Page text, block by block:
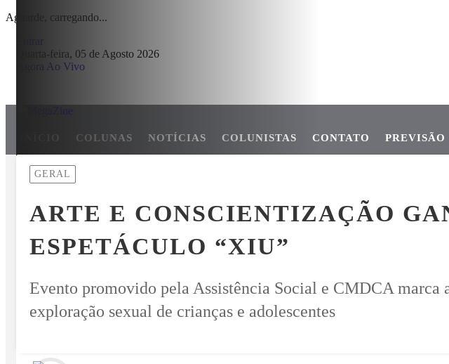
Aguarde, carregando...
Quarta-feira, 05 de Agosto 2026
Agora Ao Vivo
COLUNAS NOTÍCIAS COLUNISTAS CONTATO PREVISÃO
MENU
GERAL
ARTE E CONSCIENTIZAÇÃO
ESPETÁCULO “XIU”
Evento promovido pela Assistência Social e CMDCA marca
exploração sexual de crianças e adolescentes